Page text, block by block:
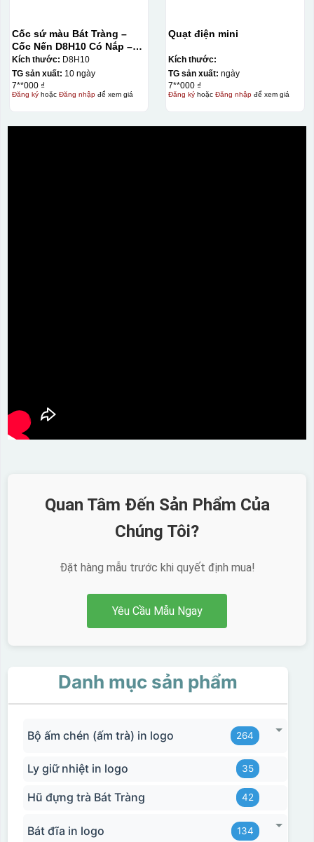
Cốc sứ màu Bát Tràng –
Cốc Nến D8H10 Có Nắp –
Màu Mát
Kích thước: D8H10
TG sản xuất: 10 ngày
7**000 ₫
Đăng kýhoặc Đăng nhậpđể xem giá
Quạt điện mini
Kích thước:
TG sản xuất: ngày
7**000 ₫
Đăng kýhoặc Đăng nhậpđể xem giá
Quan Tâm Đến Sản Phẩm Của
Chúng Tôi?
Đặt hàng mẫu trước khi quyết định mua!
Yêu Cầu Mẫu Ngay
Danh mục sản phẩm
Bộ ấm chén (ấm trà) in logo 264
Ly giữ nhiệt in logo 35
Hũ đựng trà Bát Tràng 42
Bát đĩa in logo 134